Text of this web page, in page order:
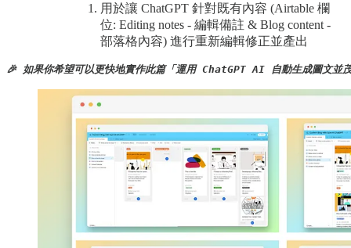
用於讓 ChatGPT 針對既有內容 (Airtable 欄
位: Editing notes - 編輯備註 & Blog content -
部落格內容) 進行重新編輯修正並產出
🎉 如果你希望可以更快地實作此篇「運用 ChatGPT AI 自動生成圖文